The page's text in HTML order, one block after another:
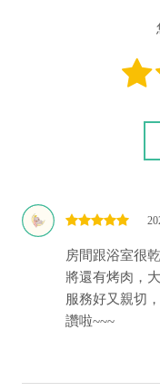
房間跟浴室很
將還有烤肉，
服務好又親切
讚啦~~~